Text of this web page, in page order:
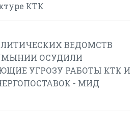
КТК
ВЕДОМСТВ
ОСУДИЛИ
УГРОЗУ РАБОТЫ КТК И
- МИД